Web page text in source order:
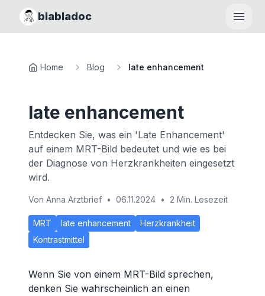
blabladoc
Home Blog late enhancement
late enhancement
Entdecken Sie, was ein 'Late Enhancement'
auf einem MRT-Bild bedeutet und wie es bei
der Diagnose von Herzkrankheiten eingesetzt
wird.
Von Anna Arztbrief • 06.11.2024 • 2 Min. Lesezeit
MRT late enhancement
Herzkrankheit
Kontrastmittel
Wenn Sie von einem MRT-Bild sprechen,
denken Sie wahrscheinlich an einen